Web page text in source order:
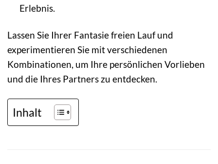
Erlebnis.
Lassen Sie Ihrer Fantasie freien Lauf und
experimentieren Sie mit verschiedenen
Kombinationen, um Ihre persönlichen Vorlieben
und die Ihres Partners zu entdecken.
Inhalt